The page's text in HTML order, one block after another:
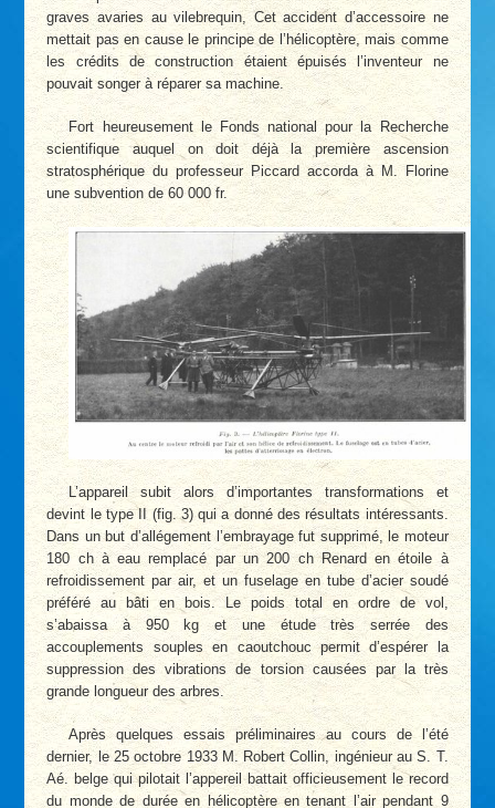
graves avaries au vilebrequin, Cet accident d’accessoire ne
mettait pas en cause le principe de l’hélicoptère, mais comme
les crédits de construction étaient épuisés l’inventeur ne
pouvait songer à réparer sa machine.
Fort heureusement le Fonds national pour la Recherche
scientifique auquel on doit déjà la première ascension
stratosphérique du professeur Piccard accorda à M. Florine
une subvention de 60 000 fr.
L’appareil subit alors d’importantes transformations et
devint le type II (fig. 3) qui a donné des résultats intéressants.
Dans un but d’allégement l’embrayage fut supprimé, le moteur
180 ch à eau remplacé par un 200 ch Renard en étoile à
refroidissement par air, et un fuselage en tube d’acier soudé
préféré au bâti en bois. Le poids total en ordre de vol,
s’abaissa à 950 kg et une étude très serrée des
accouplements souples en caoutchouc permit d’espérer la
suppression des vibrations de torsion causées par la très
grande longueur des arbres.
Après quelques essais préliminaires au cours de l’été
dernier, le 25 octobre 1933 M. Robert Collin, ingénieur au S. T.
Aé. belge qui pilotait l’appereil battait officieusement le record
du monde de durée en hélicoptère en tenant l’air pendant 9